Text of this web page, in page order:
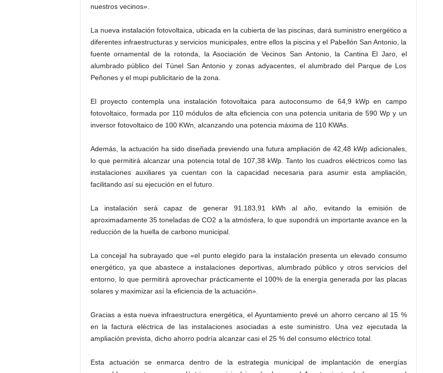
nuestros vecinos».
La nueva instalación fotovoltaica, ubicada en la cubierta de las piscinas, dará suministro energético a
diferentes infraestructuras y servicios municipales, entre ellos la piscina y el Pabellón San Antonio, la
fuente ornamental de la rotonda, la Asociación de Vecinos San Antonio, la Cantina El Jaro, el
alumbrado público del Túnel San Antonio y zonas adyacentes, el alumbrado del Parque de Los
Peñones y el mupi publicitario de la zona.
El proyecto contempla una instalación fotovoltaica para autoconsumo de 64,9 kWp en campo
fotovoltaico, formada por 110 módulos de alta eficiencia con una potencia unitaria de 590 Wp y un
inversor fotovoltaico de 100 KWn, alcanzando una potencia máxima de 110 KWAs.
Además, la actuación ha sido diseñada previendo una futura ampliación de 42,48 kWp adicionales,
lo que permitirá alcanzar una potencia total de 107,38 kWp. Tanto los cuadros eléctricos como las
instalaciones auxiliares ya cuentan con la capacidad necesaria para asumir esta ampliación,
facilitando así su ejecución en el futuro.
La instalación será capaz de generar 91.183,91 kWh al año, evitando la emisión de
aproximadamente 35 toneladas de CO2 a la atmósfera, lo que supondrá un importante avance en la
reducción de la huella de carbono municipal.
La concejal ha subrayado que «el punto elegido para la instalación presenta un elevado consumo
energético, ya que abastece a instalaciones deportivas, alumbrado público y otros servicios del
entorno, lo que permitirá aprovechar prácticamente el 100% de la energía generada por las placas
solares y maximizar así la eficiencia de la actuación».
Gracias a esta nueva infraestructura energética, el Ayuntamiento prevé un ahorro cercano al 15 %
en la factura eléctrica de las instalaciones asociadas a este suministro. Una vez ejecutada la
ampliación prevista, dicho ahorro podría alcanzar casi el 25 % del consumo eléctrico total.
Esta actuación se enmarca dentro de la estrategia municipal de implantación de energías